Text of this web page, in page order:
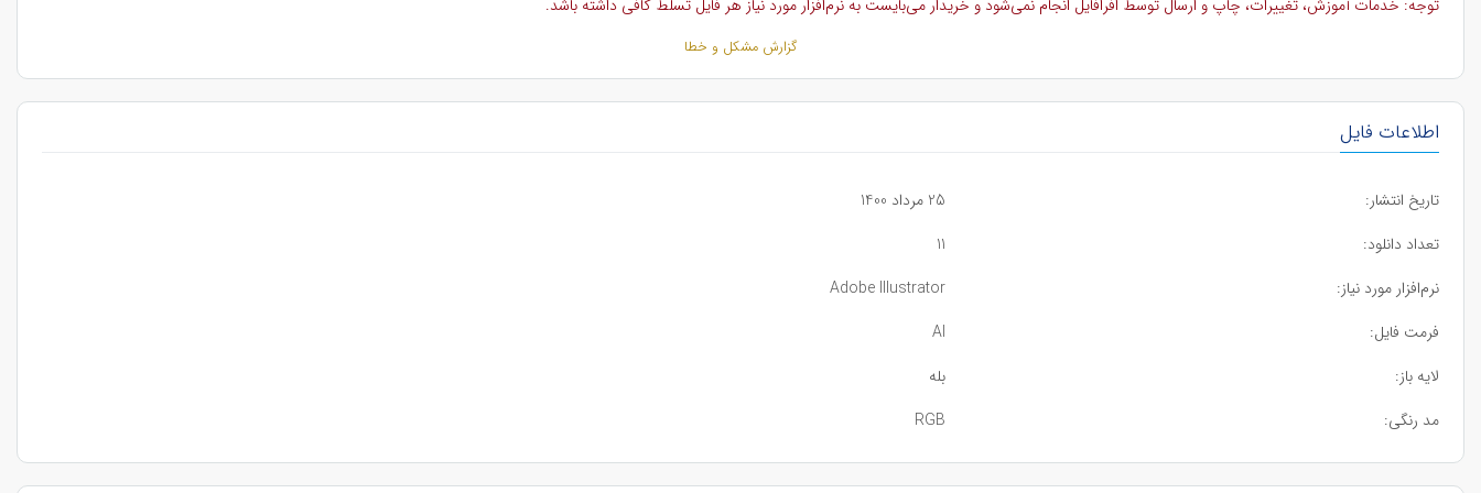
توجه: خدمات آموزش، تغییرات، چاپ و ارسال توسط افرافایل انجام نمی‌شود و خریدار می‌بایست به نرم‌افزار مورد نیاز هر فایل تسلط کافی داشته باشد.
گزارش مشکل و خطا
اطلاعات فایل
تاریخ انتشار:
25 مرداد 1400
تعداد دانلود:
11
نرم‌افزار مورد نیاز:
Adobe Illustrator
فرمت فایل:
AI
لایه باز:
بله
مد رنگی:
RGB